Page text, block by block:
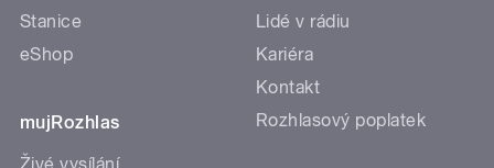
Stanice
eShop
mujRozhlas
Lidé v rádiu
Kariéra
Kontakt
Rozhlasový poplatek